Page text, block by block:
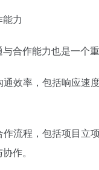
力
合作能力也是一个
效率，包括响应速
流程，包括项目立
作。